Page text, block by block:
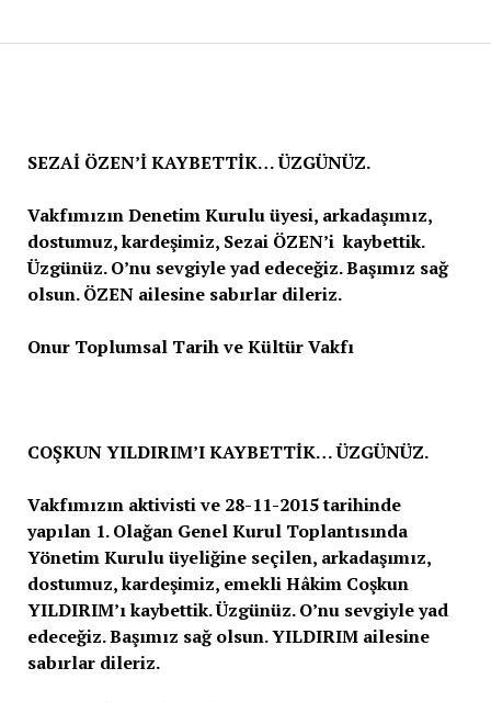
SEZAİ ÖZEN’İ KAYBETTİK… ÜZGÜNÜZ.
Vakfımızın Denetim Kurulu üyesi, arkadaşımız,
dostumuz, kardeşimiz, Sezai ÖZEN’i kaybettik.
Üzgünüz. O’nu sevgiyle yad edeceğiz. Başımız sağ
olsun. ÖZEN ailesine sabırlar dileriz.
Onur Toplumsal Tarih ve Kültür Vakfı
COŞKUN YILDIRIM’I KAYBETTİK… ÜZGÜNÜZ.
Vakfımızın aktivisti ve 28-11-2015 tarihinde
yapılan 1. Olağan Genel Kurul Toplantısında
Yönetim Kurulu üyeliğine seçilen, arkadaşımız,
dostumuz, kardeşimiz, emekli Hâkim Coşkun
YILDIRIM’ı kaybettik. Üzgünüz. O’nu sevgiyle yad
edeceğiz. Başımız sağ olsun. YILDIRIM ailesine
sabırlar dileriz.